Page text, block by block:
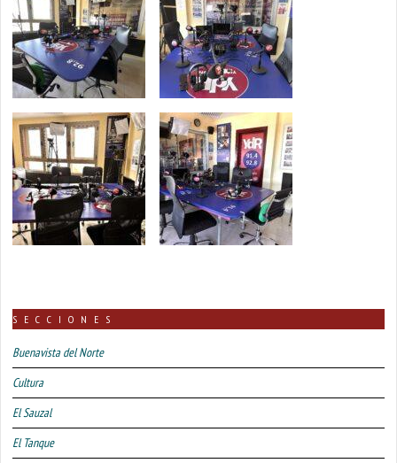
SECCIONES
Buenavista del Norte
Cultura
El Sauzal
El Tanque